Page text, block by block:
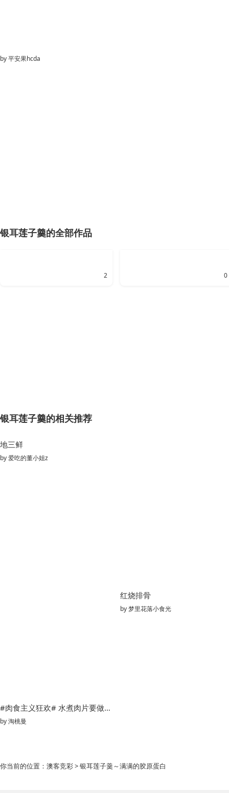
by平安果hcda
银耳莲子羹的全部作品
2 0
银耳莲子羹的相关推荐
地三鲜
by爱吃的董小姐z
#肉食主义狂欢# 水煮肉片要做到口感嫩滑，几个诀窍分享给你们
by淘桃曼
红烧排骨
by梦里花落小食光
你当前的位置： 澳客竞彩> 银耳莲子羹～满满的胶原蛋白